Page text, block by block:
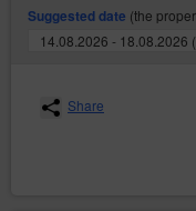
Suggested date (the
14.08.2026 - 18.08.2026
Share